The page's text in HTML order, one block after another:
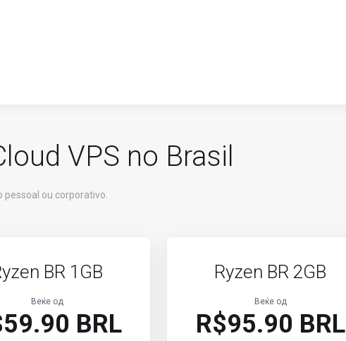
VPS no Brasil
ou corporativo.
BR 1GB
Веќе од
BRL
Ryzen BR 2GB
Веќе од
R$95.90 BRL